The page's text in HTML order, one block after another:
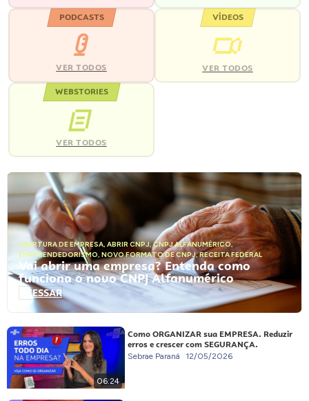
PODCASTS
VER TODOS
VÍDEOS
VER TODOS
WEBSTORIES
VER TODOS
ABERTURA DE EMPRESA, ABRIR CNPJ,CNPJ ALFANUMÉRICO,
EMPREENDEDORISMO, NOVO FORMATO DE CNPJ,RECEITA FEDERAL
Vai abrir uma empresa? Entenda como
funciona o novo CNPJ Alfanumérico
ACESSAR
06:24
Como ORGANIZAR sua EMPRESA. Reduzir
erros e crescer com SEGURANÇA.
Sebrae Paraná 12/05/2026